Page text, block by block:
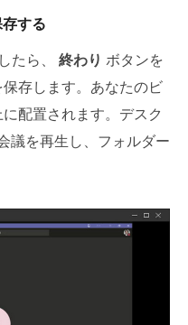
する
たら、 終わり ボタンを
存します。あなたのビ
配置されます。デスク
議を再生し、フォルダー